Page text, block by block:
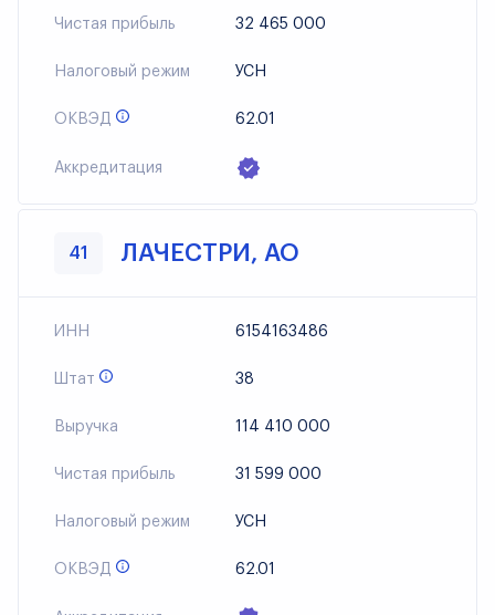
Чистая прибыль 32 465 000
Налоговый режим УСН
ОКВЭД 62.01
Аккредитация
41 ЛАЧЕСТРИ, АО
ИНН 6154163486
Штат 38
Выручка 114 410 000
Чистая прибыль 31 599 000
Налоговый режим УСН
ОКВЭД 62.01